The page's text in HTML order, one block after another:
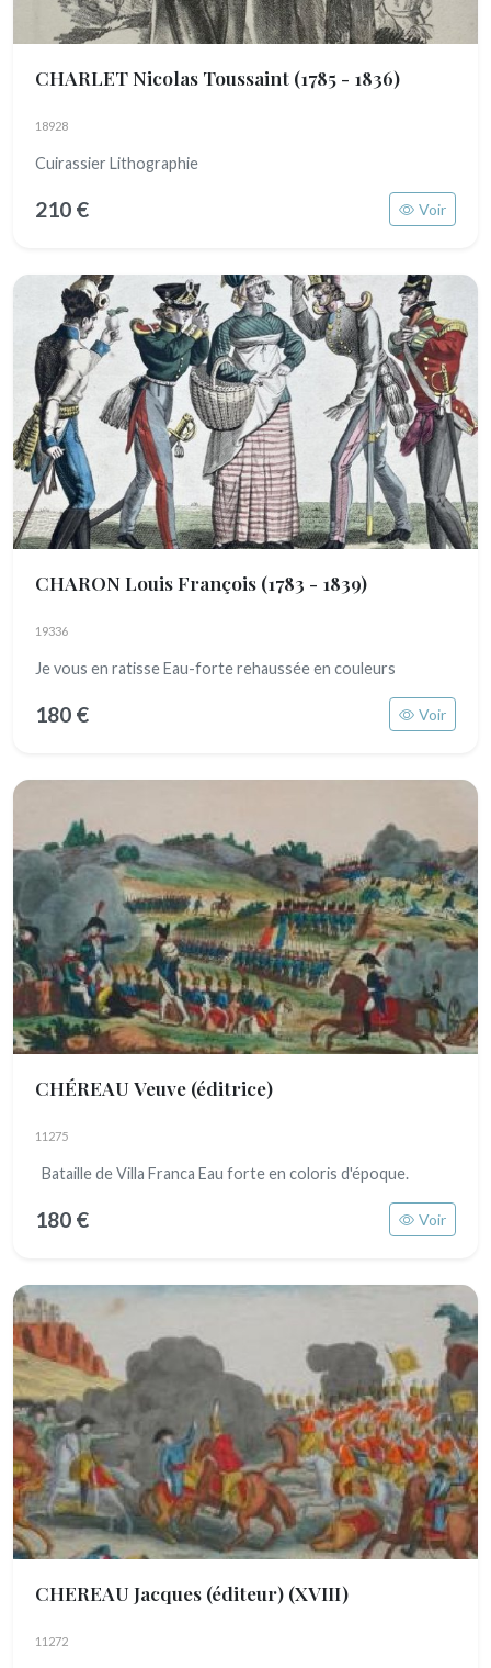
CHARLET Nicolas Toussaint (1785 - 1836)
18928
Cuirassier Lithographie
210 € Voir
CHARON Louis François (1783 - 1839)
19336
Je vous en ratisse Eau-forte rehaussée en couleurs
180 € Voir
CHÉREAU Veuve (éditrice)
11275
Bataille de Villa Franca Eau forte en coloris d'époque.
180 € Voir
CHEREAU Jacques (éditeur) (XVIII)
11272